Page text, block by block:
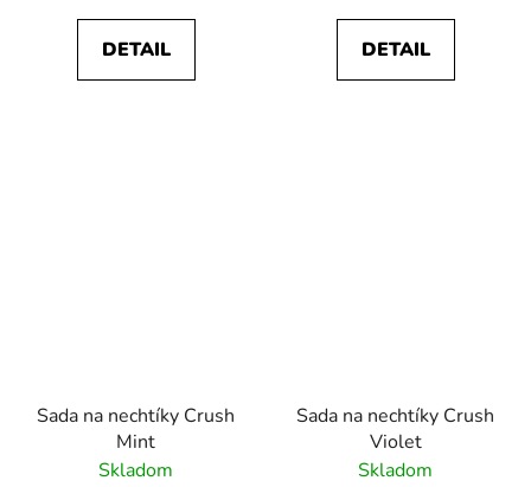
DETAIL DETAIL
Sada na nechtíky Crush
Mint
Skladom
Sada na nechtíky Crush
Violet
Skladom